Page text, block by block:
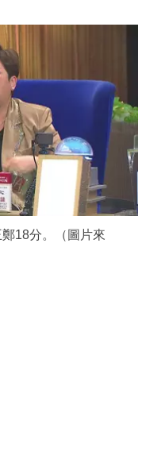
18分。（圖片來